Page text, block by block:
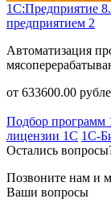
1С:Предприятие
предприятием 2
Автоматизация
от 633600.00
Подбор программ
лицензии 1С 1С-
Остались
Позвоните нам и
Ваши вопросы